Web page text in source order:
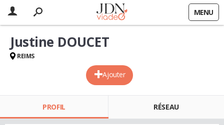
MENU
Ajouter
Justine DOUCET
REIMS
PROFIL RÉSEAU